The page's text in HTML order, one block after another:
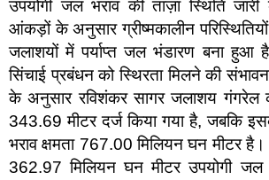
उपयोगी जल भराव की ताज़ा स्थिति
आंकड़ों के अनुसार ग्रीष्मकालीन
जलाशयों में पर्याप्त जल भंडारण बना
सिंचाई प्रबंधन को स्थिरता मिलने की
के अनुसार रविशंकर सागर जलाशय गंगरेल
343.69 मीटर दर्ज किया गया है, जबकि
भराव क्षमता 767.00 मिलियन घन मीटर
362.97 मिलियन घन मीटर उपयोगी